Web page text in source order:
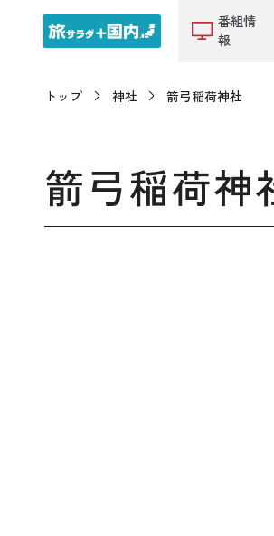
番組情
報
トップ 神社 箭弓稲荷神社
箭弓稲荷神